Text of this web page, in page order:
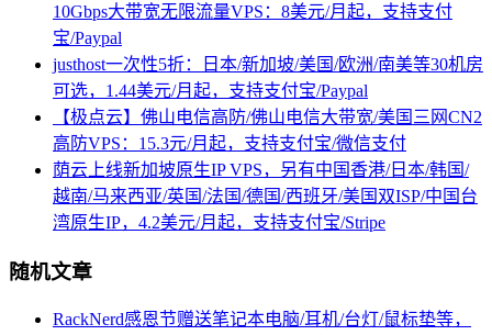
10Gbps大带宽无限流量VPS：8美元/月起，支持支付
宝/Paypal
justhost一次性5折：日本/新加坡/美国/欧洲/南美等30机房
可选，1.44美元/月起，支持支付宝/Paypal
【极点云】佛山电信高防/佛山电信大带宽/美国三网CN2
高防VPS：15.3元/月起，支持支付宝/微信支付
荫云上线新加坡原生IP VPS，另有中国香港/日本/韩国/
越南/马来西亚/英国/法国/德国/西班牙/美国双ISP/中国台
湾原生IP，4.2美元/月起，支持支付宝/Stripe
随机文章
RackNerd感恩节赠送笔记本电脑/耳机/台灯/鼠标垫等，